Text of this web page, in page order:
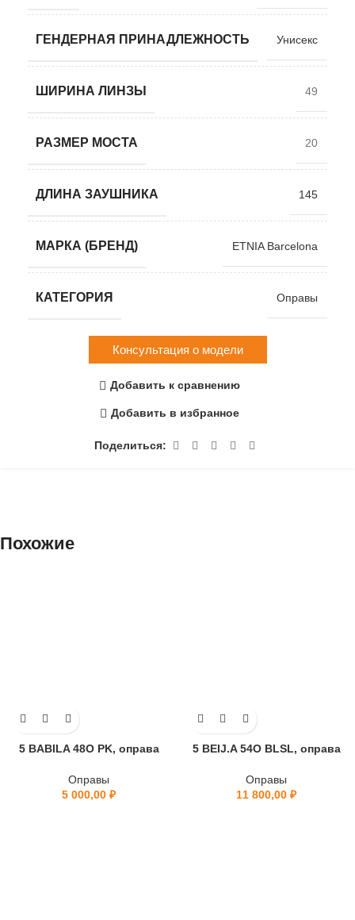
ГЕНДЕРНАЯ ПРИНАДЛЕЖНОСТЬ Унисекс
ШИРИНА ЛИНЗЫ 49
РАЗМЕР МОСТА 20
ДЛИНА ЗАУШНИКА 145
МАРКА (БРЕНД) ETNIA Barcelona
КАТЕГОРИЯ Оправы
Консультация о модели
Добавить к сравнению
Добавить в избранное
Поделиться:
Похожие
5 BABILA 48O PK, оправа
Оправы
5 000,00 ₽
5 BEIJ.A 54O BLSL, оправа
Оправы
11 800,00 ₽